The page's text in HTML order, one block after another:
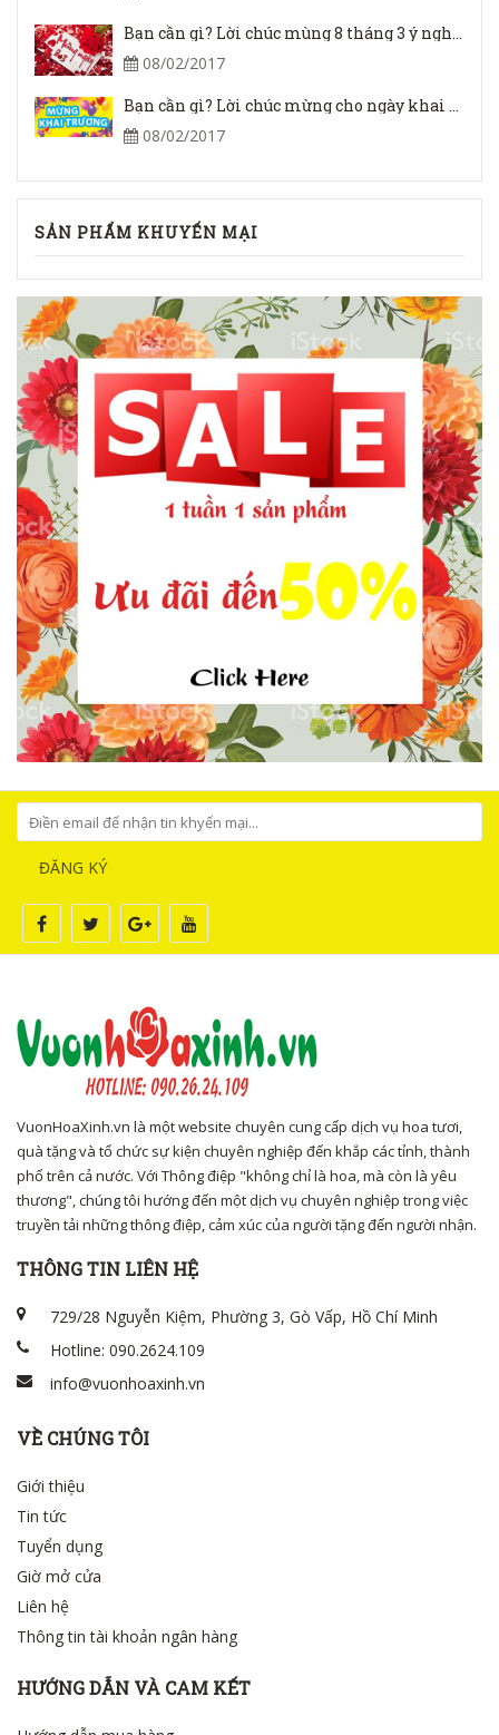
Bạn cần gì? Lời chúc mùng 8 tháng 3 ý nghĩa nhất?
08/02/2017
Bạn cần gì? Lời chúc mừng cho ngày khai trương hay nhất
08/02/2017
SẢN PHẨM KHUYẾN MẠI
ĐĂNG KÝ
VuonHoaXinh.vn là một website chuyên cung cấp dịch vụ hoa tươi,
quà tặng và tổ chức sự kiện chuyên nghiệp đến khắp các tỉnh, thành
phố trên cả nước. Với Thông điệp "không chỉ là hoa, mà còn là yêu
thương", chúng tôi hướng đến một dịch vụ chuyên nghiệp trong việc
truyền tải những thông điệp, cảm xúc của người tặng đến người nhận.
THÔNG TIN LIÊN HỆ
729/28 Nguyễn Kiệm, Phường 3, Gò Vấp, Hồ Chí Minh
Hotline: 090.2624.109
info@vuonhoaxinh.vn
VỀ CHÚNG TÔI
Giới thiệu
Tin tức
Tuyển dụng
Giờ mở cửa
Liên hệ
Thông tin tài khoản ngân hàng
HƯỚNG DẪN VÀ CAM KẾT